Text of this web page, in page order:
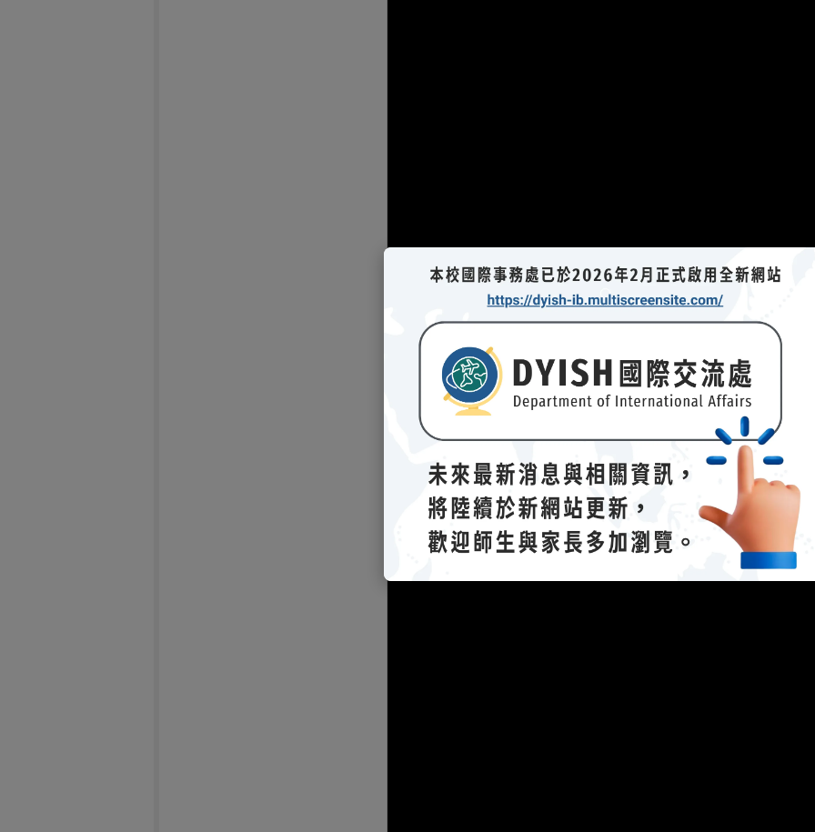
【2023/04/21招生說明會-112 學年度國際文憑課程暨海攬班】The following
－參考資料：說明會簡報（ 連結 (另開新視窗)
）